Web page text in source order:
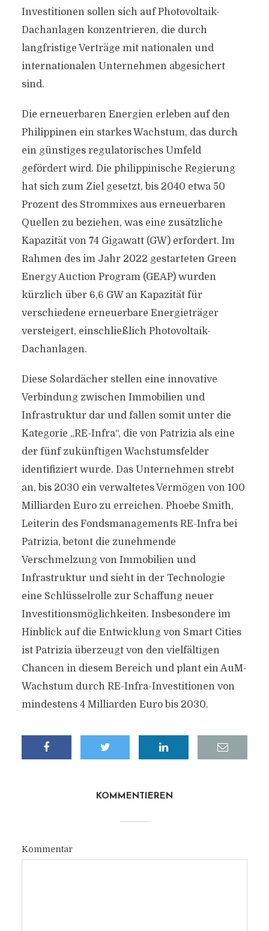
Investitionen sollen sich auf Photovoltaik-
Dachanlagen konzentrieren, die durch
langfristige Verträge mit nationalen und
internationalen Unternehmen abgesichert
sind.
Die erneuerbaren Energien erleben auf den
Philippinen ein starkes Wachstum, das durch
ein günstiges regulatorisches Umfeld
gefördert wird. Die philippinische Regierung
hat sich zum Ziel gesetzt, bis 2040 etwa 50
Prozent des Strommixes aus erneuerbaren
Quellen zu beziehen, was eine zusätzliche
Kapazität von 74 Gigawatt (GW) erfordert. Im
Rahmen des im Jahr 2022 gestarteten Green
Energy Auction Program (GEAP) wurden
kürzlich über 6,6 GW an Kapazität für
verschiedene erneuerbare Energieträger
versteigert, einschließlich Photovoltaik-
Dachanlagen.
Diese Solardächer stellen eine innovative
Verbindung zwischen Immobilien und
Infrastruktur dar und fallen somit unter die
Kategorie „RE-Infra“, die von Patrizia als eine
der fünf zukünftigen Wachstumsfelder
identifiziert wurde. Das Unternehmen strebt
an, bis 2030 ein verwaltetes Vermögen von 100
Milliarden Euro zu erreichen. Phoebe Smith,
Leiterin des Fondsmanagements RE-Infra bei
Patrizia, betont die zunehmende
Verschmelzung von Immobilien und
Infrastruktur und sieht in der Technologie
eine Schlüsselrolle zur Schaffung neuer
Investitionsmöglichkeiten. Insbesondere im
Hinblick auf die Entwicklung von Smart Cities
ist Patrizia überzeugt von den vielfältigen
Chancen in diesem Bereich und plant ein AuM-
Wachstum durch RE-Infra-Investitionen von
mindestens 4 Milliarden Euro bis 2030.
KOMMENTIEREN
Kommentar